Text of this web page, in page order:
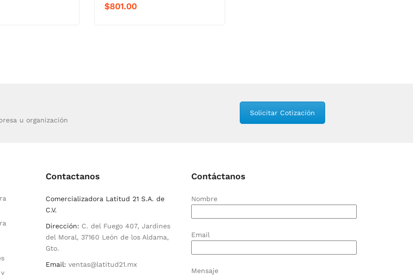
$801.00
u organización
Solicitar Cotización
Contactanos
Comercializadora Latitud 21 S.A. de
C.V.
Dirección: C. del Fuego 407, Jardines
del Moral, 37160 León de los Aldama,
Gto.
Email: ventas@latitud21.mx
Contáctanos
Nombre
Email
Mensaje